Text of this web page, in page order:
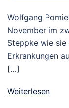
Wolfgang
November im
Steppke wie
Erkrankungen
[…]
Weiterlesen